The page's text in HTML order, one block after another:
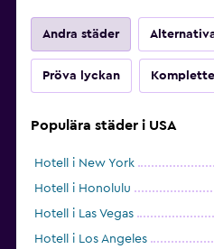
Andra städer
Pröva lyckan
Populära städer i USA
Hotell i New York
Hotell i Honolulu
Hotell i Las Vegas
Hotell i Los Angeles